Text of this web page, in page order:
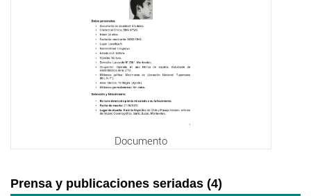
Documento
Prensa y publicaciones seriadas (4)